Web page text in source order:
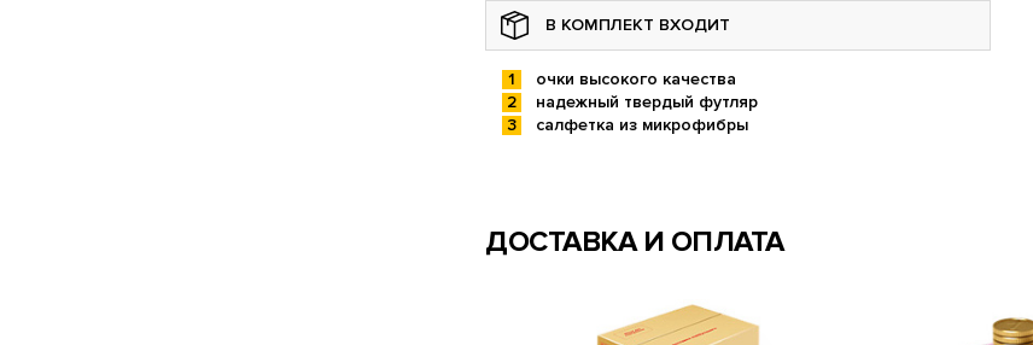
В КОМПЛЕКТ ВХОДИТ
очки высокого качества
надежный твердый футляр
салфетка из микрофибры
ДОСТАВКА И ОПЛАТА